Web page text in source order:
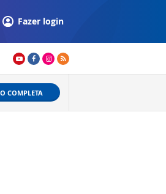
Fazer login
COMPLETA